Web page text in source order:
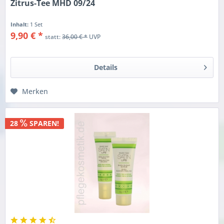
Zitrus-Tee MHD 09/24
Inhalt: 1 Set
9,90 € * statt:36,00 € *UVP
Details
Merken
28 SPAREN!